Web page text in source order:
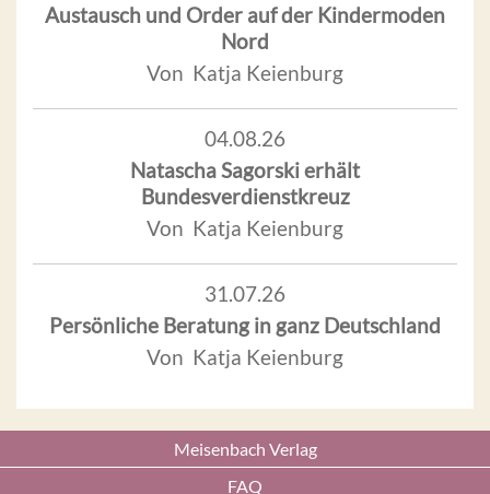
Austausch und Order auf der Kindermoden
Nord
Von Katja Keienburg
04.08.26
Natascha Sagorski erhält
Bundesverdienstkreuz
Von Katja Keienburg
31.07.26
Persönliche Beratung in ganz Deutschland
Von Katja Keienburg
Meisenbach Verlag
FAQ